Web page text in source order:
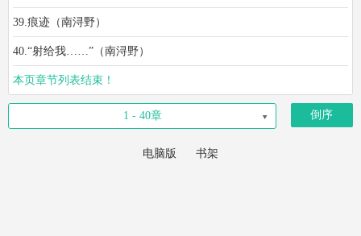
39.痕迹（南浔野）
40.“射给我……”（南浔野）
本页章节列表结束！
1 - 40章 倒序
电脑版 书架